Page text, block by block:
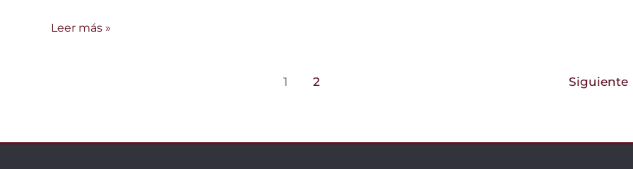
hacia
en
Régimen
Leer más »
1 2 Siguiente